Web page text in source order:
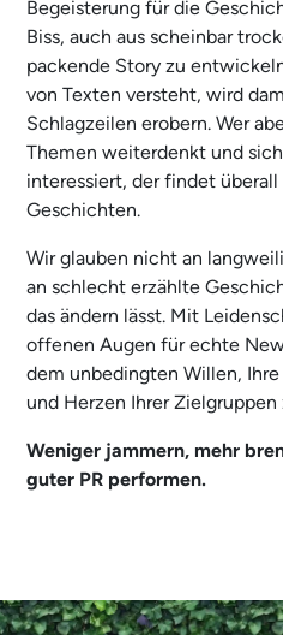
Begeisterung für die
Biss, auch aus scheinbar
packende Story zu
von Texten versteht, wird
Schlagzeilen erobern. Wer
Themen weiterdenkt und
interessiert, der findet
Geschichten.
Wir glauben nicht an
an schlecht erzählte
das ändern lässt. Mit
offenen Augen für echte
dem unbedingten Willen,
und Herzen Ihrer Zielgruppen
Weniger jammern, mehr
guter PR performen.